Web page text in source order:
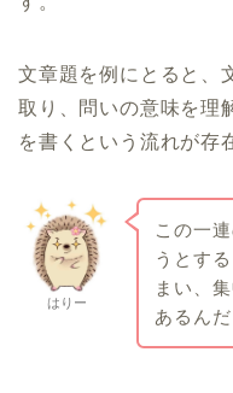
文章題を例にとると、
取り、問いの意味を理
を書くという流れが存
はりー
この一
うとす
まい、
あるんだ